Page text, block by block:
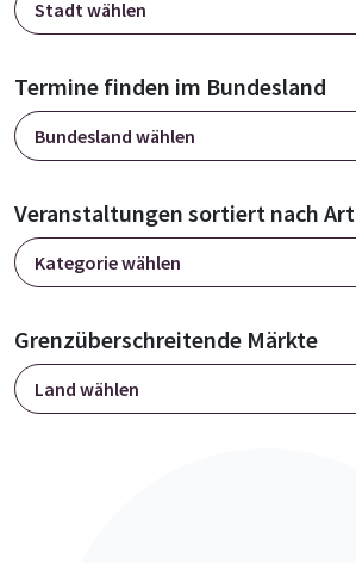
Stadt wählen
Termine finden im Bundesland
Bundesland wählen
Veranstaltungen sortiert nach Art
Kategorie wählen
Grenzüberschreitende Märkte
Land wählen